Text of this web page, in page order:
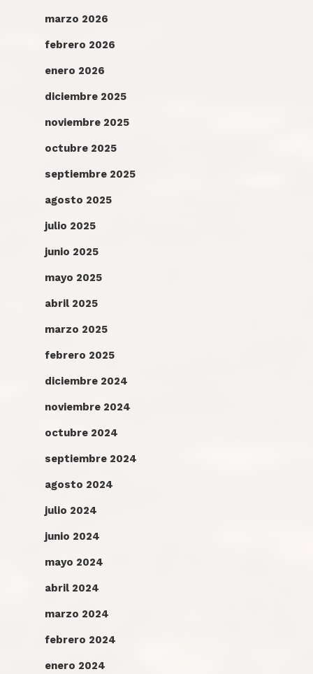
marzo 2026
febrero 2026
enero 2026
diciembre 2025
noviembre 2025
octubre 2025
septiembre 2025
agosto 2025
julio 2025
junio 2025
mayo 2025
abril 2025
marzo 2025
febrero 2025
diciembre 2024
noviembre 2024
octubre 2024
septiembre 2024
agosto 2024
julio 2024
junio 2024
mayo 2024
abril 2024
marzo 2024
febrero 2024
enero 2024